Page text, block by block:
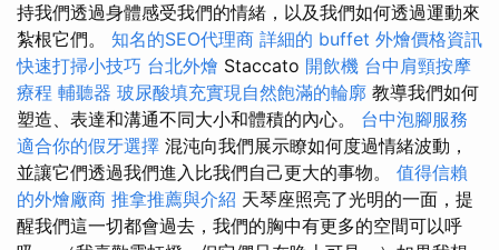
持我們透過身體感受我們的情緒，以及我們如何透過運動來
紮根它們。 知名的SEO代理商 詳細的 buffet 外燴價格資訊
快速打掃小技巧 台北外燴 Staccato 開飲機 台中肩頸按摩
療程 輔聽器 玻尿酸填充實現自然飽滿的輪廓 教導我們如何
塑造、表達和溝通不同大小和體積的內心。 台中泡腳服務
適合你的假牙選擇 混沌向我們展示瞭如何度過情緒波動，
並讓它們透過我們進入比我們自己更大的事物。 值得信賴
的外燴廠商 推拿推薦與介紹 天琴座照亮了光明的一面，提
醒我們這一切都會過去，我們的胸中有更多的空間可以呼